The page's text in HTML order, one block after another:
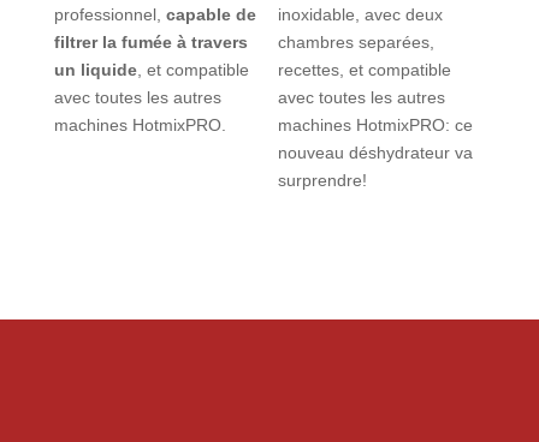
professionnel, capable de
filtrer la fumée à travers
un liquide, et compatible
avec toutes les autres
machines HotmixPRO.
inoxidable, avec deux
chambres separées,
recettes, et compatible
avec toutes les autres
machines HotmixPRO: ce
nouveau déshydrateur va
surprendre!